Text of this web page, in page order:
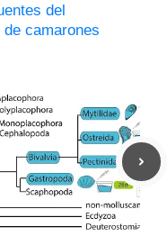
del
camarones